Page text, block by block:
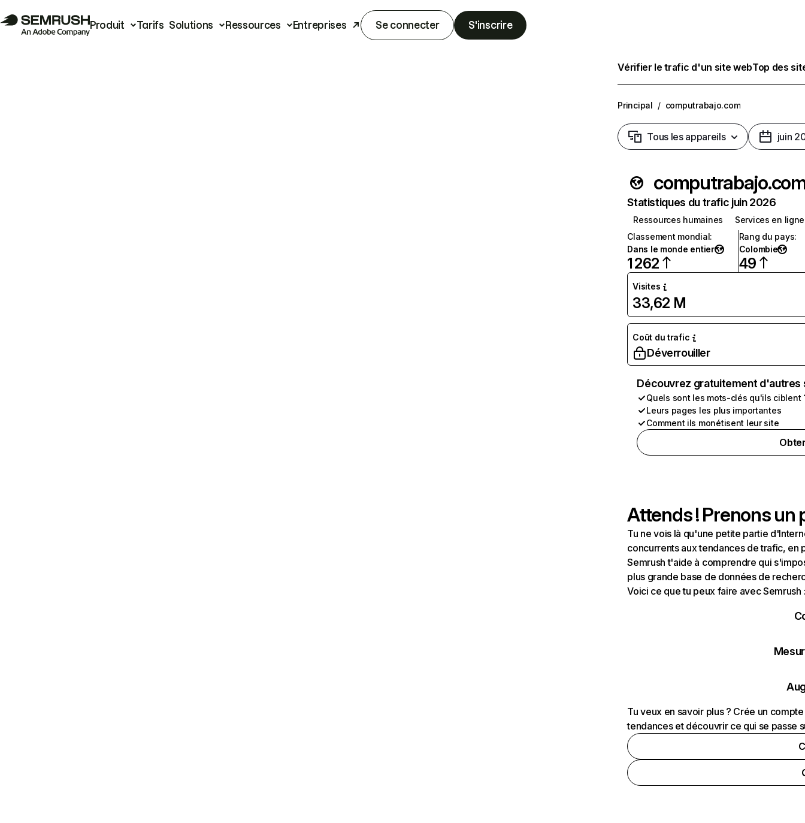
Produit Tarifs Solutions Ressources Entreprises Se connecter S'inscrire
Vérifier le trafic d'un site webTop des
Principal / computrabajo.com
Tous les appareils juin
Statistiques du trafic juin 2026
Ressources humaines
Services en ligne
Classement mondial:
Dans le monde entier
1 262
Rang du pays:
Colombie
49
Visites
33,62 M
Coût du trafic
Déverrouiller
Découvrez gratuitement
Quels sont les mots-clés qu'ils ciblent
Leurs pages les plus importantes
Comment ils monétisent leur site
Attends ! Prenons un
Tu ne vois là qu'une petite partie
concurrents aux tendances de trafic, en
Semrush t'aide à comprendre qui
plus grande base de données de
Voici ce que tu peux faire avec Semrush
Tu veux en savoir plus ? Crée un
tendances et découvrir ce qui se passe